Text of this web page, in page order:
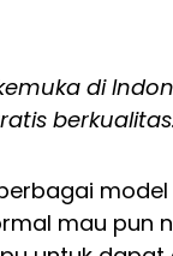
di
mau pun